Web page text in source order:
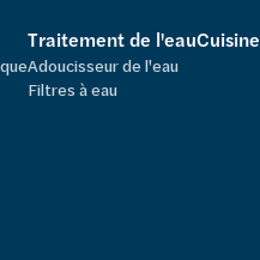
Traitement de l'eau
Adoucisseur de l'eau
Filtres à eau
Cuisine